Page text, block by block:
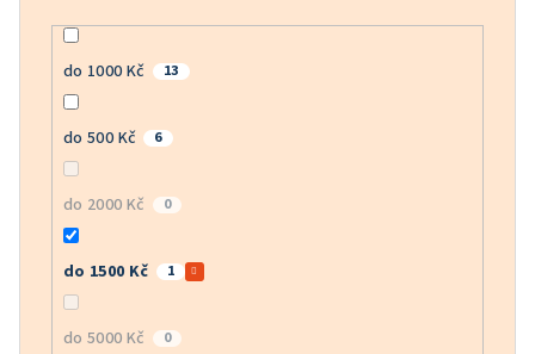
do 1000 Kč 13
do 500 Kč 6
do 2000 Kč 0
do 1500 Kč 1
do 5000 Kč 0